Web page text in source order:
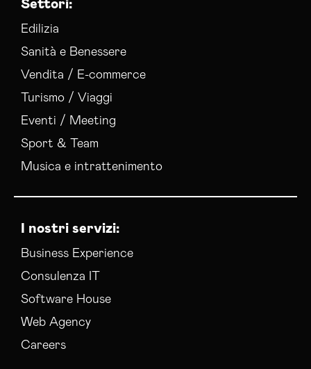
Settori:
Edilizia
Sanità e Benessere
Vendita / E-commerce
Turismo / Viaggi
Eventi / Meeting
Sport & Team
Musica e intrattenimento
I nostri servizi:
Business Experience
Consulenza IT
Software House
Web Agency
Careers